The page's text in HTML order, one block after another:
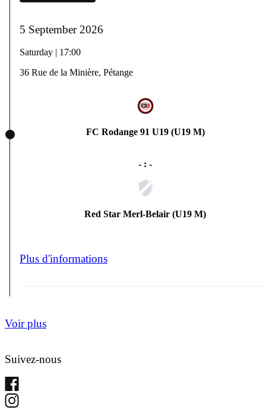
5 September 2026
Saturday | 17:00
36 Rue de la Minière, Pétange
FC Rodange 91 U19 (U19 M)
- : -
Red Star Merl-Belair (U19 M)
Plus d'informations
Voir plus
Suivez-nous